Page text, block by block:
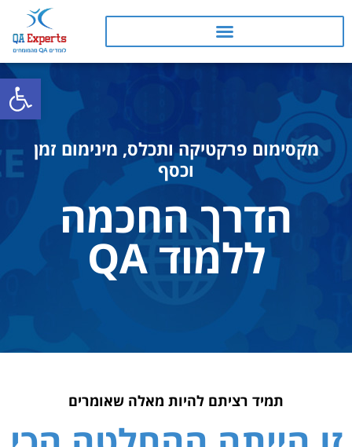
מקסימום פרקטיקה ותכלס, מינימום זמן
וכסף
הדרך החכמה
ללמוד QA
תמיד רציתם להיות מאלה שאומרים